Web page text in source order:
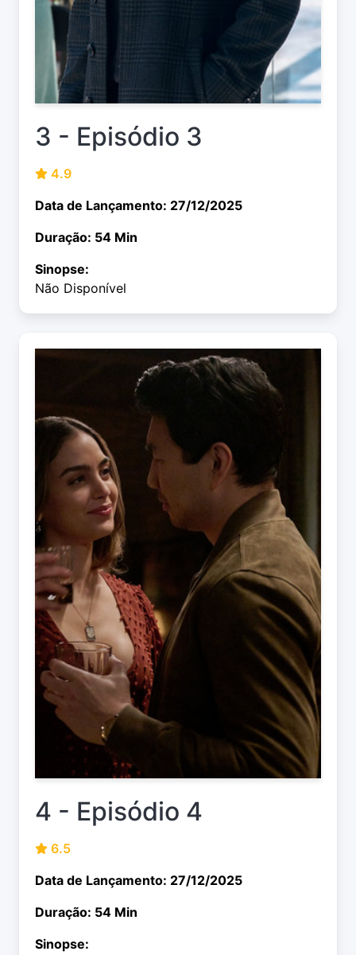
3 - Episódio 3
4.9
Data de Lançamento: 27/12/2025
Duração: 54 Min
Sinopse:
Não Disponível
4 - Episódio 4
6.5
Data de Lançamento: 27/12/2025
Duração: 54 Min
Sinopse: